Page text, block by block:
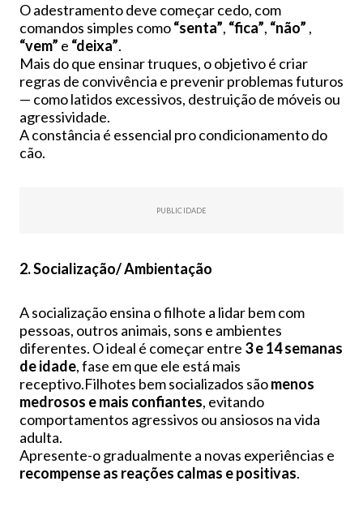
O adestramento deve começar cedo, com
comandos simples como“senta”, “fica”, “não” ,
“vem” e “deixa”.
Mais do que ensinar truques, o objetivo é criar
regras de convivência e prevenir problemas futuros
— como latidos excessivos, destruição de móveis ou
agressividade.
A constância é essencial pro condicionamento do
cão.
PUBLICIDADE
2. Socialização/ Ambientação
A socialização ensina o filhote a lidar bem com
pessoas, outros animais, sons e ambientes
diferentes. O ideal é começar entre 3 e 14 semanas
de idade, fase em que ele está mais
receptivo.Filhotes bem socializados sãomenos
medrosos e mais confiantes, evitando
comportamentos agressivos ou ansiosos na vida
adulta.
Apresente-o gradualmente a novas experiências e
recompense as reações calmas e positivas.